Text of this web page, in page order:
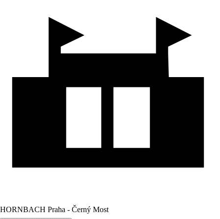
HORNBACH Praha - Černý Most